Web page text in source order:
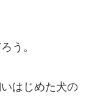
う。
はじめた犬の